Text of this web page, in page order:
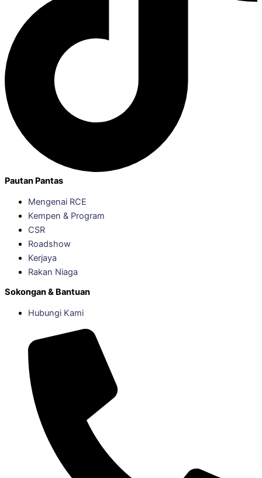
Pautan Pantas
Mengenai RCE
Kempen & Program
CSR
Roadshow
Kerjaya
Rakan Niaga
Sokongan & Bantuan
Hubungi Kami